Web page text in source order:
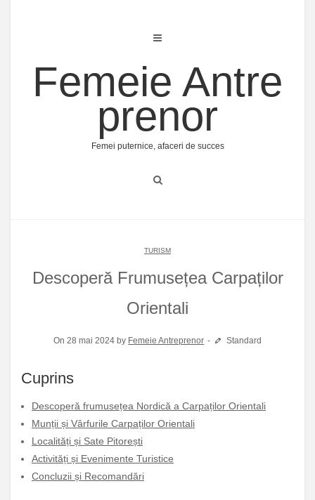
Femeie Antre
prenor
Femei puternice, afaceri de succes
TURISM
Descoperă Frumusețea Carpaților
Orientali
On 28 mai 2024 by Femeie Antreprenor Standard
Cuprins
Descoperă frumusețea Nordică a Carpaților Orientali
Munții și Vârfurile Carpaților Orientali
Localități și Sate Pitorești
Activități și Evenimente Turistice
Concluzii și Recomandări